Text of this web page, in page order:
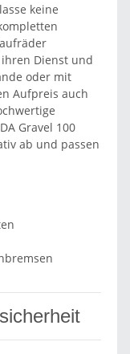
keine
Dienst und
oder mit
Aufpreis auch
Gravel 100
ab und passen